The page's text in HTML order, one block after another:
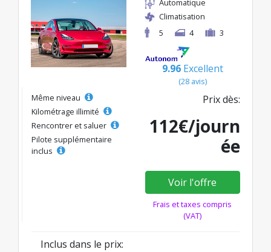
Climatisation
5
4 3
9.96 Excellent
(28 avis)
Même niveau
Kilométrage illimité
Rencontrer et saluer
Pilote supplémentaire
inclus
Prix dès:
112€/journ
ée
Voir l'offre
Frais et taxes compris
(VAT)
Inclus dans le prix: